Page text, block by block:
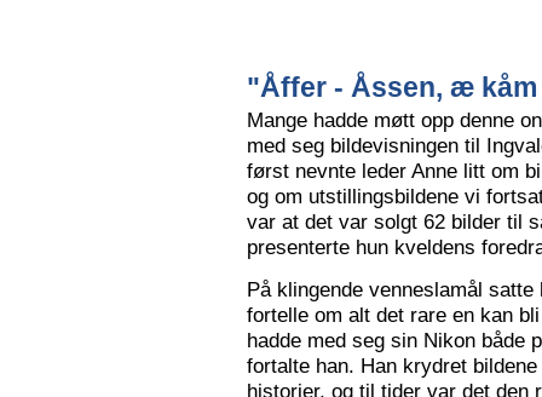
"Åffer - Åssen, æ
Mange hadde møtt opp denne
med seg bildevisningen til
først nevnte leder Anne litt om
og om utstillingsbildene vi
var at det var solgt 62 bilder til
presenterte hun kveldens
På klingende venneslamål
fortelle om alt det rare en kan
hadde med seg sin Nikon både
fortalte han. Han krydret
historier, og til tider var det den